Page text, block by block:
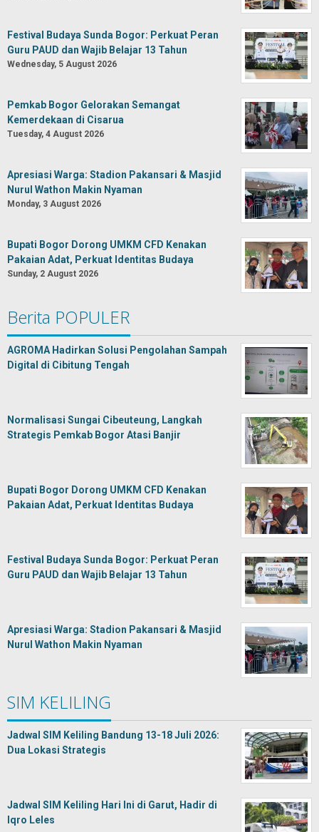
Festival Budaya Sunda Bogor: Perkuat Peran
Guru PAUD dan Wajib Belajar 13 Tahun
Wednesday, 5 August 2026
Pemkab Bogor Gelorakan Semangat
Kemerdekaan di Cisarua
Tuesday, 4 August 2026
Apresiasi Warga: Stadion Pakansari & Masjid
Nurul Wathon Makin Nyaman
Monday, 3 August 2026
Bupati Bogor Dorong UMKM CFD Kenakan
Pakaian Adat, Perkuat Identitas Budaya
Sunday, 2 August 2026
Berita POPULER
AGROMA Hadirkan Solusi Pengolahan Sampah
Digital di Cibitung Tengah
Normalisasi Sungai Cibeuteung, Langkah
Strategis Pemkab Bogor Atasi Banjir
Bupati Bogor Dorong UMKM CFD Kenakan
Pakaian Adat, Perkuat Identitas Budaya
Festival Budaya Sunda Bogor: Perkuat Peran
Guru PAUD dan Wajib Belajar 13 Tahun
Apresiasi Warga: Stadion Pakansari & Masjid
Nurul Wathon Makin Nyaman
SIM KELILING
Jadwal SIM Keliling Bandung 13-18 Juli 2026:
Dua Lokasi Strategis
Jadwal SIM Keliling Hari Ini di Garut, Hadir di
Iqro Leles